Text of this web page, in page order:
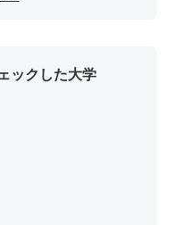
ックした大学